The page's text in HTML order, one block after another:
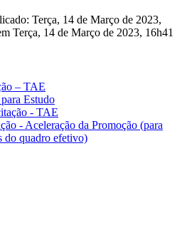
Terça, 14 de Março de 2023,
Terça, 14 de Março de 2023, 16h41
– TAE
Estudo
- TAE
- Aceleração da Promoção (para
do quadro efetivo)